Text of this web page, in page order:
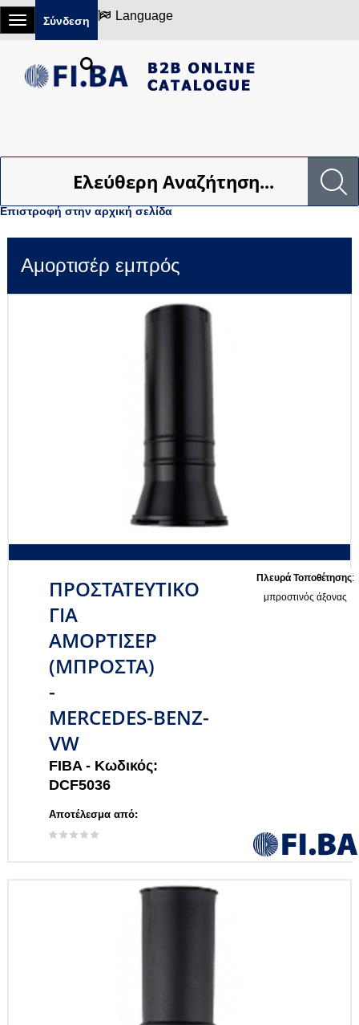
Σύνδεση Language
Ελεύθερη Αναζήτηση...
Επιστροφή στην αρχική σελίδα
Αμορτισέρ εμπρός
ΠΡΟΣΤΑΤΕΥΤΙΚΟ
ΓΙΑ
ΑΜΟΡΤΙΣΕΡ
(ΜΠΡΟΣΤΑ)
-
MERCEDES-BENZ-
VW
FIBA - Κωδικός:
DCF5036
Αποτέλεσμα από:
Πλευρά Τοποθέτησης:
μπροστινός άξονας